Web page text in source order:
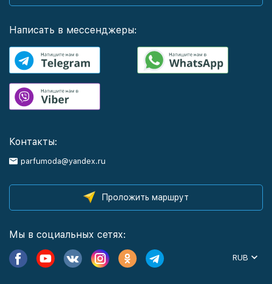
Написать в мессенджеры:
Контакты:
parfumoda@yandex.ru
Проложить маршрут
Мы в социальных сетях:
RUB